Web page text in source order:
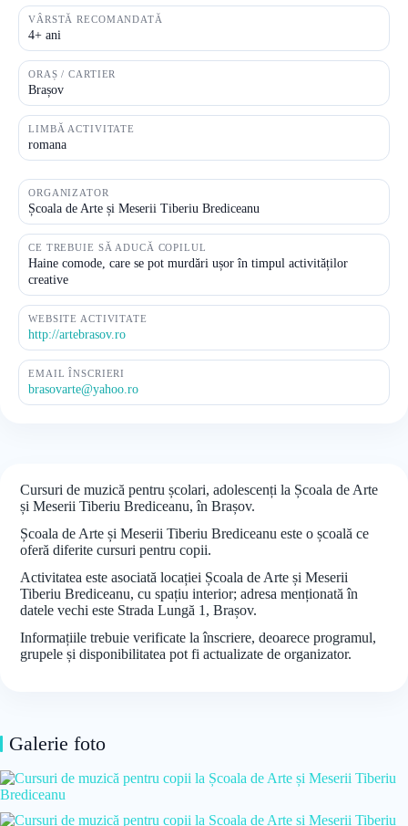
VÂRSTĂ RECOMANDATĂ
4+ ani
ORAȘ / CARTIER
Brașov
LIMBĂ ACTIVITATE
romana
ORGANIZATOR
Școala de Arte și Meserii Tiberiu Brediceanu
CE TREBUIE SĂ ADUCĂ COPILUL
Haine comode, care se pot murdări ușor în timpul activităților
creative
WEBSITE ACTIVITATE
http://artebrasov.ro
EMAIL ÎNSCRIERI
brasovarte@yahoo.ro
Cursuri de muzică pentru școlari, adolescenți la Școala de Arte
și Meserii Tiberiu Brediceanu, în Brașov.
Școala de Arte și Meserii Tiberiu Brediceanu este o școală ce
oferă diferite cursuri pentru copii.
Activitatea este asociată locației Școala de Arte și Meserii
Tiberiu Brediceanu, cu spațiu interior; adresa menționată în
datele vechi este Strada Lungă 1, Brașov.
Informațiile trebuie verificate la înscriere, deoarece programul,
grupele și disponibilitatea pot fi actualizate de organizator.
Galerie foto